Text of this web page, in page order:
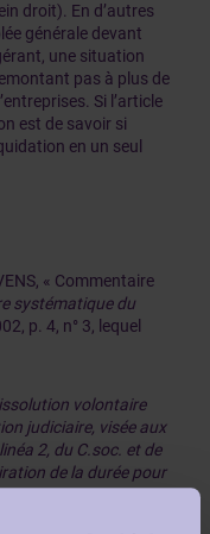
droit). En d’autres
générale devant
une situation
pas à plus de
Si l’article
est de savoir si
en un seul
« Commentaire
systématique du
p. 4, n° 3, lequel
volontaire
judiciaire, visée aux
2, du C.soc. et de
de la durée pour